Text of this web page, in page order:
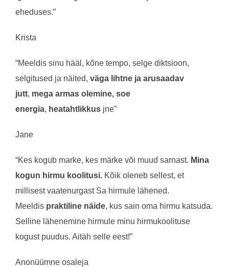
eheduses.”
Krista
“Meeldis sinu hääl, kõne tempo, selge diktsioon,
selgitused ja näited, väga lihtne ja arusaadav
jutt, mega armas olemine, soe
energia, heatahtlikkus jne”
Jane
“Kes kogub marke, kes märke või muud sarnast. Mina
kogun hirmu koolitusi. Kõik oleneb sellest, et
millisest vaatenurgast Sa hirmule lähened.
Meeldis praktiline näide, kus sain oma hirmu katsuda.
Selline lähenemine hirmule minu hirmukoolituse
kogust puudus. Aitäh selle eest!”
Anonüümne osaleja